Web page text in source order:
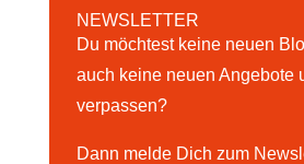
NEWSLETTER
Du möchtest keine neuen
auch keine neuen Angebote
verpassen?
Dann melde Dich zum